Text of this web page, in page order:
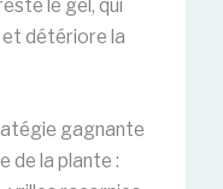
le gel, qui
détériore la
gagnante
de la plante :